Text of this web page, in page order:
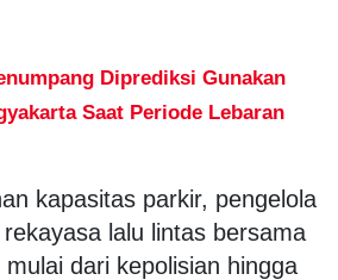
Diprediksi Gunakan
Saat Periode Lebaran
kapasitas parkir, pengelola
lalu lintas bersama
dari kepolisian hingga